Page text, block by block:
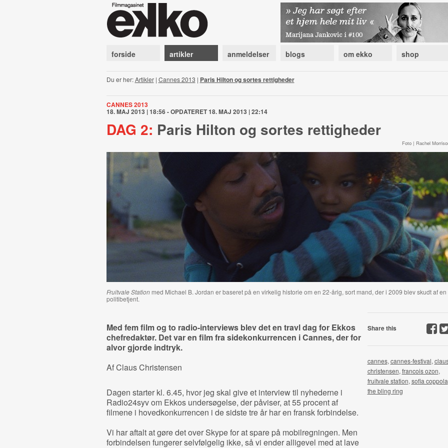
forside artikler anmeldelser blogs om ekko shop
Du er her:Artikler| Cannes 2013 | Paris Hilton og sortes rettigheder
CANNES 2013
18. MAJ 2013 | 18:56 - OPDATERET 18. MAJ 2013 | 22:14
DAG 2: Paris Hilton og sortes rettigheder
Foto | Rachel
Fruitvale Stationmed Michael B. Jordan er baseret på en virkelig historie om en 22-årig, sort mand, der i 2009 blev skudt af en
politibetjent.
Med fem film og to radio-interviews blev det en travl dag for Ekkos
chefredaktør. Det var en film fra sidekonkurrencen i Cannes, der for
alvor gjorde indtryk.
Af Claus Christensen
Dagen starter kl. 6.45, hvor jeg skal give et interview til nyhederne i
Radio24syv om Ekkos undersøgelse, der påviser, at 55 procent af
filmene i hovedkonkurrencen i de sidste tre år har en fransk forbindelse.
Vi har aftalt at gøre det over Skype for at spare på mobilregningen. Men
forbindelsen fungerer selvfølgelig ikke, så vi ender alligevel med at lave
Share this
cannes, cannes-festival,
christensen, francois ozon,
fruitvale station, sofia coppola
the bling ring